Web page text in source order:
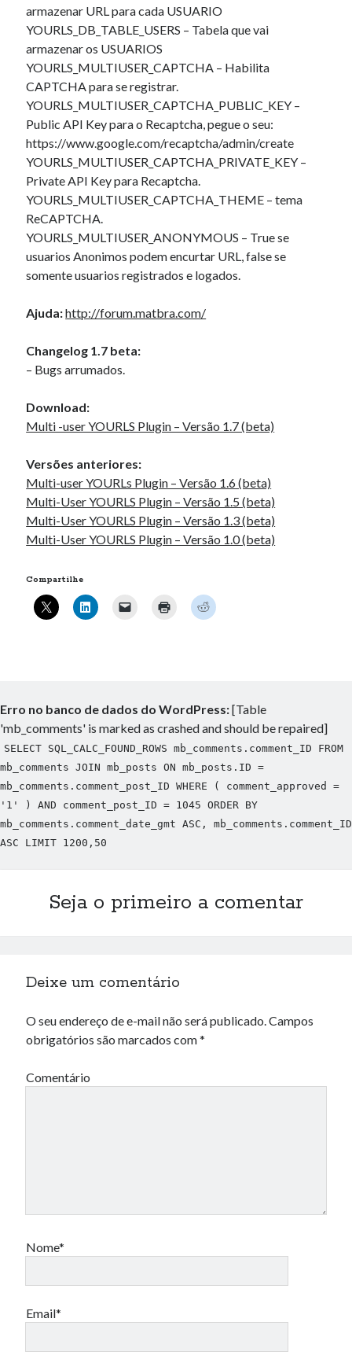
armazenar URL para cada USUARIO
YOURLS_DB_TABLE_USERS – Tabela que vai
armazenar os USUARIOS
YOURLS_MULTIUSER_CAPTCHA – Habilita
CAPTCHA para se registrar.
YOURLS_MULTIUSER_CAPTCHA_PUBLIC_KEY –
Public API Key para o Recaptcha, pegue o seu:
https://www.google.com/recaptcha/admin/create
YOURLS_MULTIUSER_CAPTCHA_PRIVATE_KEY –
Private API Key para Recaptcha.
YOURLS_MULTIUSER_CAPTCHA_THEME – tema
ReCAPTCHA.
YOURLS_MULTIUSER_ANONYMOUS – True se
usuarios Anonimos podem encurtar URL, false se
somente usuarios registrados e logados.
Ajuda:http://forum.matbra.com/
Changelog 1.7 beta:
– Bugs arrumados.
Download:
Multi -user YOURLS Plugin – Versão 1.7 (beta)
Versões anteriores:
Multi-user YOURLs Plugin – Versão 1.6 (beta)
Multi-User YOURLS Plugin – Versão 1.5 (beta)
Multi-User YOURLS Plugin – Versão 1.3 (beta)
Multi-User YOURLS Plugin – Versão 1.0 (beta)
Compartilhe
Erro no banco de dados do WordPress:[Table
'mb_comments' is marked as crashed and should be repaired]
SELECT SQL_CALC_FOUND_ROWS mb_comments.comment_ID FROM
mb_comments JOIN mb_posts ON mb_posts.ID =
mb_comments.comment_post_ID WHERE ( comment_approved =
'1' ) AND comment_post_ID = 1045 ORDER BY
mb_comments.comment_date_gmt ASC, mb_comments.comment_ID
ASC LIMIT 1200,50
Seja o primeiro a comentar
Deixe um comentário
O seu endereço de e-mail não será publicado.Campos
obrigatórios são marcados com*
Comentário
Nome*
Email*